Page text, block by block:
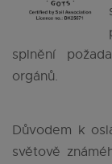
splnění
orgánů.
Důvodem k
světově